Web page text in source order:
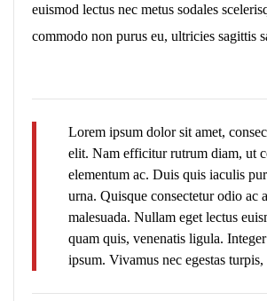
euismod lectus nec metus sodales
commodo non purus eu, ultricies sagittis
Lorem ipsum dolor sit amet,
elit. Nam efficitur rutrum diam, ut
elementum ac. Duis quis iaculis
urna. Quisque consectetur odio ac
malesuada. Nullam eget lectus
quam quis, venenatis ligula.
ipsum. Vivamus nec egestas turpis,